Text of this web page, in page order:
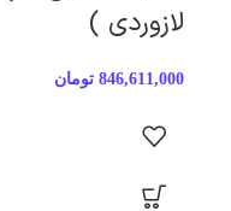
لازوردی )
846,611,000 تومان